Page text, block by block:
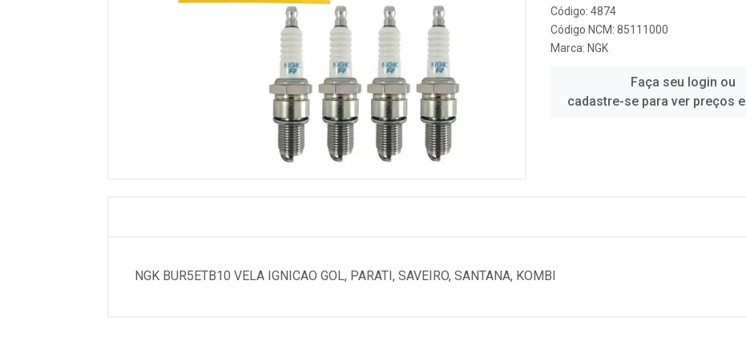
Código: 4874
Código NCM: 85111000
Marca: NGK
Faça seu login ou
cadastre-se para ver preços
NGK BUR5ETB10 VELA IGNICAO GOL, PARATI, SAVEIRO, SANTANA, KOMBI